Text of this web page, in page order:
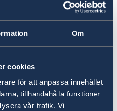
Om
cookies
för att anpassa innehållet
tillhandahålla funktioner
vår trafik. Vi
Going to Sweden?
and Student Permits for